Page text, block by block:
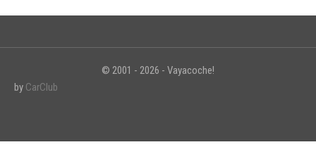
© 2001 - 2026 - Vayacoche!
by CarClub